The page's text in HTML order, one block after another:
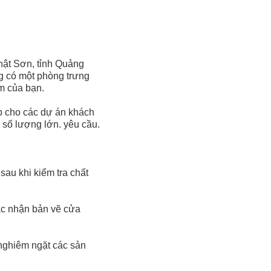
Sơn, tỉnh Quảng
có một phòng trưng
của bạn.
cho các dự án khách
số lượng lớn. yêu cầu.
khi kiểm tra chất
nhận bản vẽ cửa
ngặt các sản